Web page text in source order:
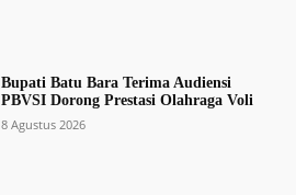
Bupati Batu Bara Terima Audiensi
PBVSI Dorong Prestasi Olahraga Voli
8 Agustus 2026